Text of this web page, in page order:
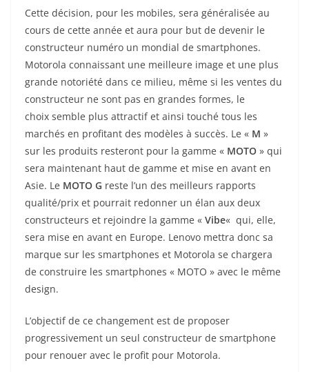
Cette décision, pour les mobiles, sera généralisée au
cours de cette année et aura pour but de devenir le
constructeur numéro un mondial de smartphones.
Motorola connaissant une meilleure image et une plus
grande notoriété dans ce milieu, même si les ventes du
constructeur ne sont pas en grandes formes, le
choix semble plus attractif et ainsi touché tous les
marchés en profitant des modèles à succès. Le « M »
sur les produits resteront pour la gamme « MOTO » qui
sera maintenant haut de gamme et mise en avant en
Asie. Le MOTO G reste l’un des meilleurs rapports
qualité/prix et pourrait redonner un élan aux deux
constructeurs et rejoindre la gamme « Vibe« qui, elle,
sera mise en avant en Europe. Lenovo mettra donc sa
marque sur les smartphones et Motorola se chargera
de construire les smartphones « MOTO » avec le même
design.
L’objectif de ce changement est de proposer
progressivement un seul constructeur de smartphone
pour renouer avec le profit pour Motorola.